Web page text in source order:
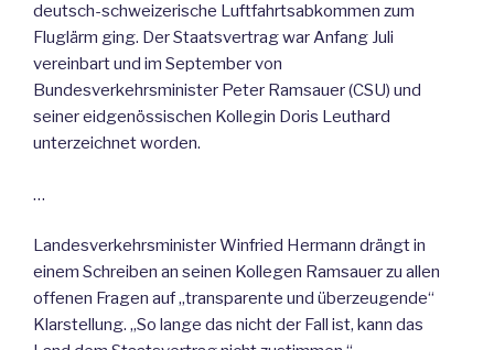
deutsch-schweizerische Luftfahrtsabkommen zum
Fluglärm ging. Der Staatsvertrag war Anfang Juli
vereinbart und im September von
Bundesverkehrsminister Peter Ramsauer (CSU) und
seiner eidgenössischen Kollegin Doris Leuthard
unterzeichnet worden.
…
Landesverkehrsminister Winfried Hermann drängt in
einem Schreiben an seinen Kollegen Ramsauer zu allen
offenen Fragen auf „transparente und überzeugende“
Klarstellung. „So lange das nicht der Fall ist, kann das